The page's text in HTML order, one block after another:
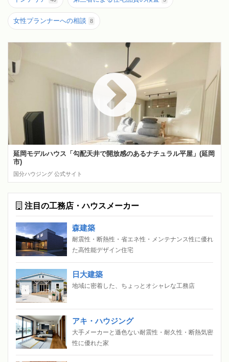
女性プランナーへの相談 8
延岡モデルハウス「勾配天井で開放感のあるナチュラル平屋」(延岡
市)
国分ハウジング 公式サイト
注目の工務店・ハウスメーカー
森建築
耐震性・断熱性・省エネ性・メンテナンス性に優れ
た高性能デザイン住宅
日大建築
地域に密着した、ちょっとオシャレな工務店
アキ・ハウジング
大手メーカーと遜色ない耐震性・耐久性・断熱気密
性に優れた家